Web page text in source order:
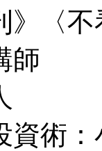
》〈
師
資術